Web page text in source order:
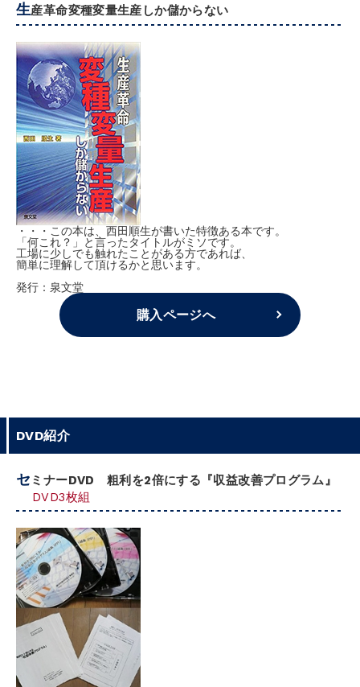
生産革命変種変量生産しか儲からない
・・・この本は、西田順生が書いた特徴ある本です。
「何これ？」と言ったタイトルがミソです。
工場に少しでも触れたことがある方であれば、
簡単に理解して頂けるかと思います。
発行：泉文堂
購入ページへ
DVD紹介
セ ミナーDVD 粗利を2倍にする『収益改善プログラム』
DVD3枚組